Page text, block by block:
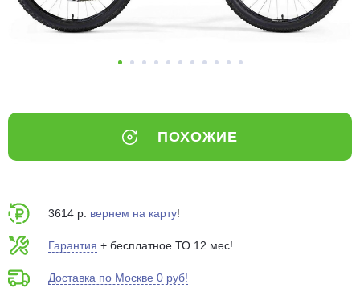
ПОХОЖИЕ
3614 р. вернем на карту!
Гарантия + бесплатное ТО 12 мес!
Доставка по Москве 0 руб!
Оплачивайте сегодня только
выбранный способом
Оставшиеся75% будут
Подробнее